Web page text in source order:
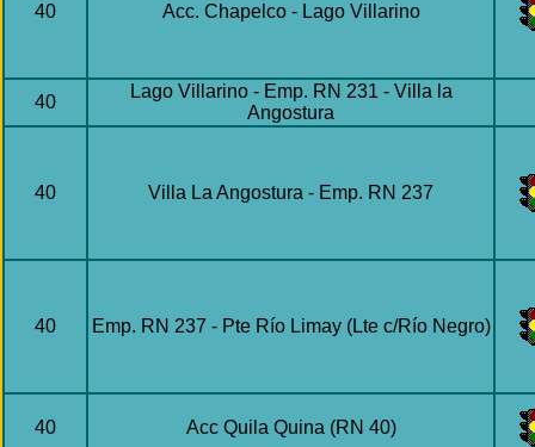
40 Acc. Chapelco - Lago Villarino
40
Lago Villarino - Emp. RN 231 - Villa la
Angostura
40 Villa La Angostura - Emp. RN 237
40 Emp. RN 237 - Pte Río Limay (Lte c/Río Negro)
40 Acc Quila Quina (RN 40)